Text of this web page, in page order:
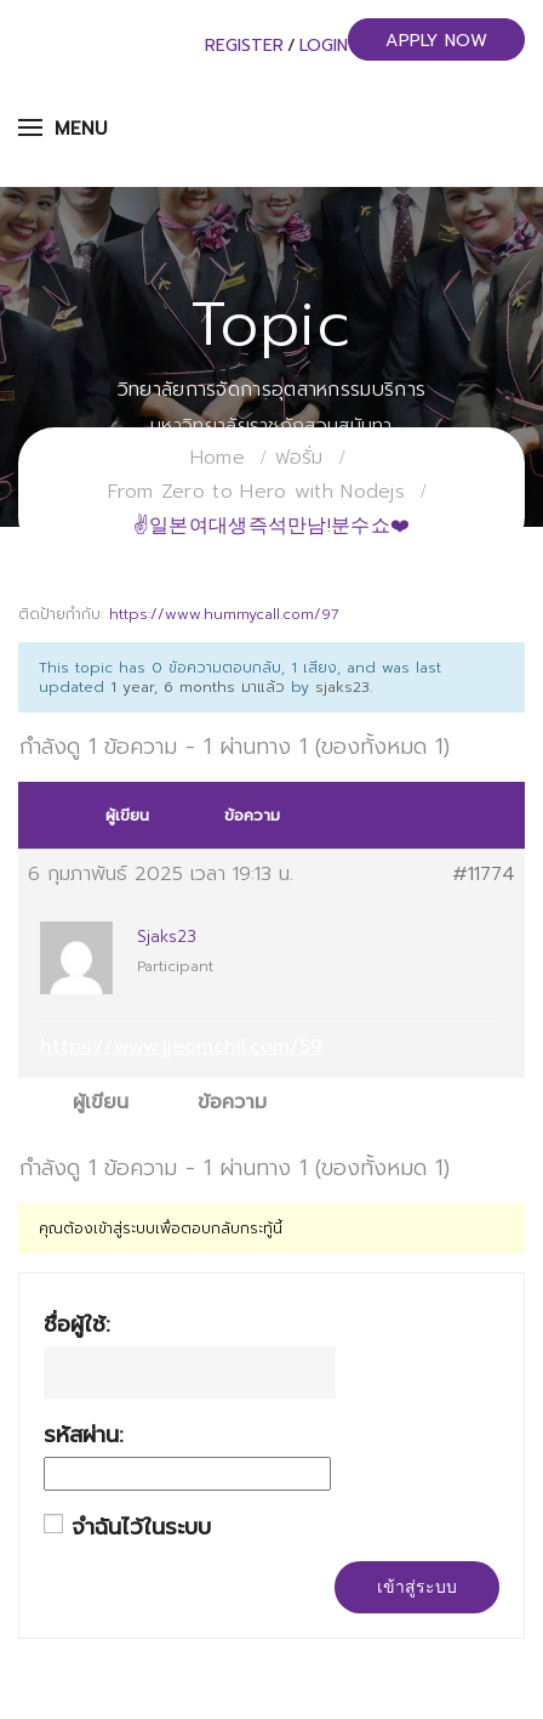
MENU
REGISTER / LOGIN APPLY NOW
Topic
วิทยาลัยการจัดการอุตสาหกรรมบริการ
มหาวิทยาลัยราชภัฏสวนสุนันทา
Home
ฟอรั่ม
From Zero to Hero with Nodejs
✌일본여대생즉석만남!분수쇼❤️
ติดป้ายกำกับ: https://www.hummycall.com/97
This topic has 0 ข้อความตอบกลับ, 1 เสียง, and was last
updated 1 year, 6 months มาแล้ว by sjaks23.
กำลังดู 1 ข้อความ - 1 ผ่านทาง 1 (ของทั้งหมด 1)
ผู้เขียน ข้อความ
6 กุมภาพันธ์ 2025 เวลา 19:13 น. #11774
Sjaks23
Participant
ผู้เขียน
ข้อความ
กำลังดู 1 ข้อความ - 1 ผ่านทาง 1 (ของทั้งหมด 1)
คุณต้องเข้าสู่ระบบเพื่อตอบกลับกระทู้นี้
ชื่อผู้ใช้:
รหัสผ่าน:
จำฉันไว้ในระบบ
เข้าสู่ระบบ